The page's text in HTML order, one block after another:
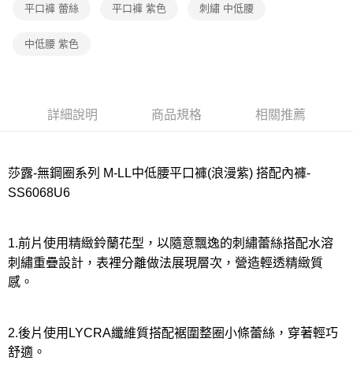
宅配
付款後門市自取
平口褲 蕾絲 平口褲 紫色 刺繡 中低腰
中低腰 紫色
詳細說明 商品規格 相關推薦
莎露-無鋼圈系列 M-LL中低腰平口褲(浪漫紫) 搭配內褲-
SS6068U6
1.前片使用精緻鈴蘭花型，以隨意飄逸的刺繡蕾絲搭配水溶
刺繡重疊設計，表裡分離做法展現層次，營造輕透精緻質
感。
2.後片使用LYCRA纖維質搭配裾圍整圈小條蕾絲，穿著輕巧
舒適。